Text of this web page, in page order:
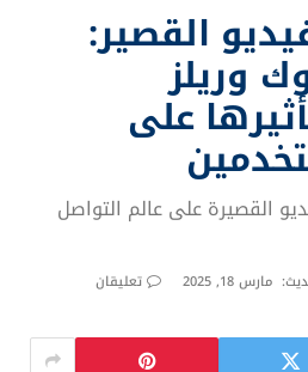
القصير:
وريلز
على
القصيرة على عالم التواصل
مارس 18, 2025
تعليقان